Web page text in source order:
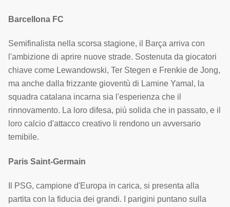
Barcellona FC
Semifinalista nella scorsa stagione, il Barça arriva con
l'ambizione di aprire nuove strade. Sostenuta da giocatori
chiave come Lewandowski, Ter Stegen e Frenkie de Jong,
ma anche dalla frizzante gioventù di Lamine Yamal, la
squadra catalana incarna sia l'esperienza che il
rinnovamento. La loro difesa, più solida che in passato, e il
loro calcio d'attacco creativo li rendono un avversario
temibile.
Paris Saint-Germain
Il PSG, campione d'Europa in carica, si presenta alla
partita con la fiducia dei grandi. I parigini puntano sulla